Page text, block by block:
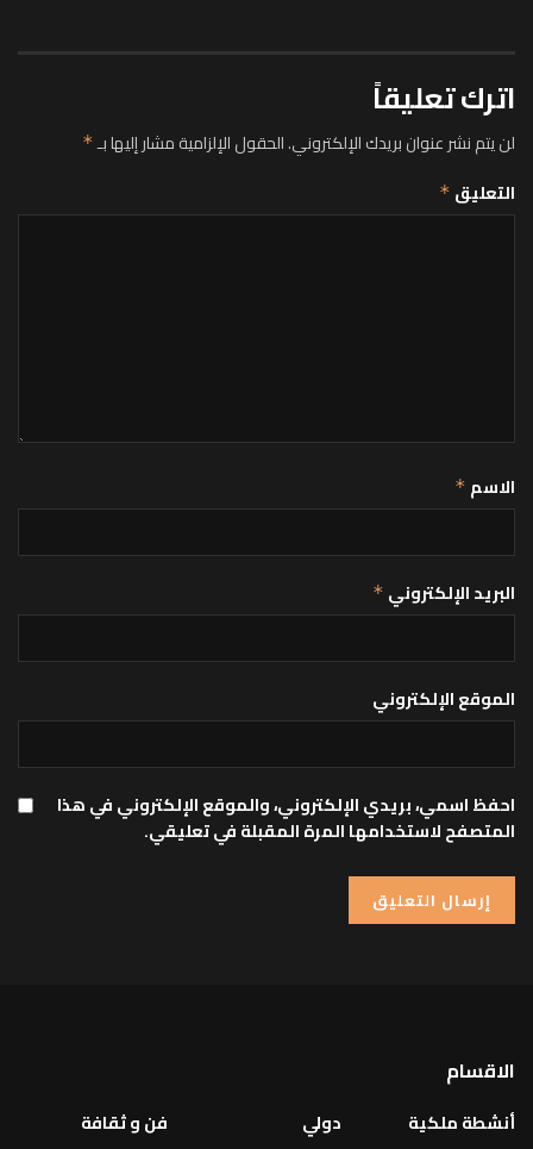
اترك تعليقاً
لن يتم نشر عنوان بريدك الإلكتروني.الحقول الإلزامية مشار إليها بـ*
التعليق *
الاسم *
البريد الإلكتروني *
الموقع الإلكتروني
احفظ اسمي، بريدي الإلكتروني، والموقع الإلكتروني في هذا
المتصفح لاستخدامها المرة المقبلة في تعليقي.
الاقسام
أنشطة ملكية دولي فن و ثقافة